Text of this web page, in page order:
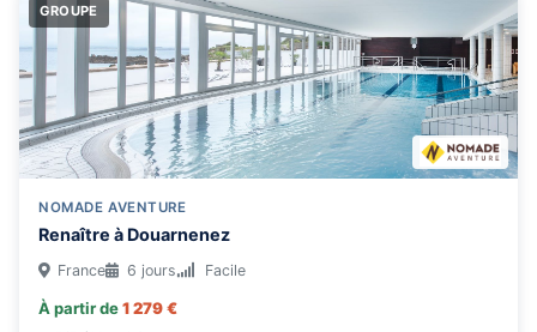
GROUPE
NOMADE AVENTURE
Renaître à Douarnenez
France 6 jours Facile
À partir de1 279 €